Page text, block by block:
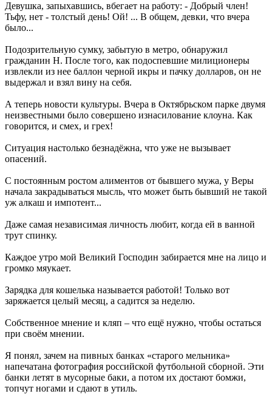
Девушка, запыхавшись, вбегает на работу: - Добрый член!
Тьфу, нет - толстый день! Ой! ... В общем, девки, что вчера
было...
Подозрительную сумку, забытую в метро, обнаружил
гражданин Н. После того, как подоспевшие милиционеры
извлекли из нее баллон черной икры и пачку долларов, он не
выдержал и взял вину на себя.
А теперь новости культуры. Вчера в Октябрьском парке двумя
неизвестными было совершено изнасилование клоуна. Как
говорится, и смех, и грех!
Ситуация настолько безнадёжна, что уже не вызывает
опасений.
С постоянным ростом алиментов от бывшего мужа, у Веры
начала закрадываться мысль, что может быть бывший не такой
уж алкаш и импотент...
Даже самая независимая личность любит, когда ей в ванной
трут спинку.
Каждое утро мой Великий Господин забирается мне на лицо и
громко мяукает.
Зарядка для кошелька называется работой! Только вот
заряжается целый месяц, а садится за неделю.
Собственное мнение и кляп – что ещё нужно, чтобы остаться
при своём мнении.
Я понял, зачем на пивных банках «старого мельника»
напечатана фотография российской футбольной сборной. Эти
банки летят в мусорные баки, а потом их достают бомжи,
топчут ногами и сдают в утиль.